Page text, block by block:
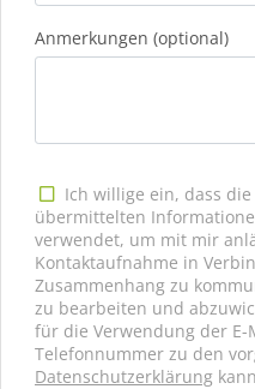
Anmerkungen (optional)
Ich willige ein, dass
übermittelten
verwendet, um mit mir
Kontaktaufnahme in
Zusammenhang zu
zu bearbeiten und
für die Verwendung der
Telefonnummer zu den
Datenschutzerklärung